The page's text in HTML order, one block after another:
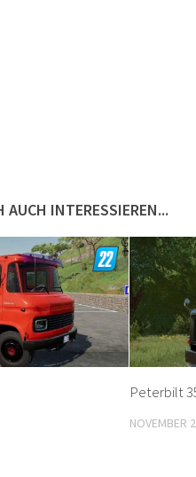
AUCH INTERESSIEREN...
Peterbilt
NOVEMBER